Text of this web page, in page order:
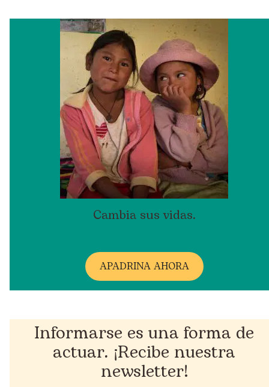
Cambia sus vidas.
APADRINA AHORA
Informarse es una forma de
actuar. ¡Recibe nuestra
newsletter!